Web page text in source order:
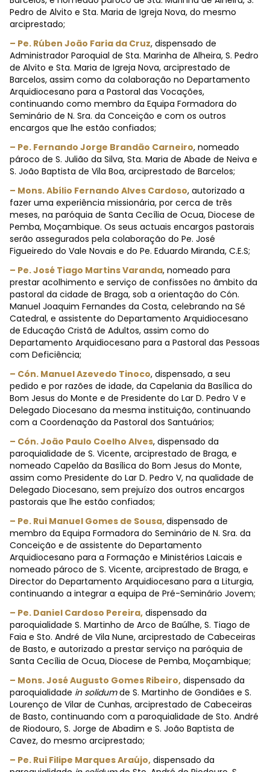
Pedro de Alvito e Sta. Maria de Igreja Nova, do mesmo
arciprestado;
– Pe. Rúben João Faria da Cruz, dispensado de
Administrador Paroquial de Sta. Marinha de Alheira, S. Pedro
de Alvito e Sta. Maria de Igreja Nova, arciprestado de
Barcelos, assim como da colaboração no Departamento
Arquidiocesano para a Pastoral das Vocações,
continuando como membro da Equipa Formadora do
Seminário de N. Sra. da Conceição e com os outros
encargos que lhe estão confiados;
– Pe. Fernando Jorge Brandão Carneiro, nomeado
pároco de S. Julião da Silva, Sta. Maria de Abade de Neiva e
S. João Baptista de Vila Boa, arciprestado de Barcelos;
– Mons. Abílio Fernando Alves Cardoso, autorizado a
fazer uma experiência missionária, por cerca de três
meses, na paróquia de Santa Cecília de Ocua, Diocese de
Pemba, Moçambique. Os seus actuais encargos pastorais
serão assegurados pela colaboração do Pe. José
Figueiredo do Vale Novais e do Pe. Eduardo Miranda, C.E.S;
– Pe. José Tiago Martins Varanda, nomeado para
prestar acolhimento e serviço de confissões no âmbito da
pastoral da cidade de Braga, sob a orientação do Cón.
Manuel Joaquim Fernandes da Costa, celebrando na Sé
Catedral, e assistente do Departamento Arquidiocesano
de Educação Cristã de Adultos, assim como do
Departamento Arquidiocesano para a Pastoral das Pessoas
com Deficiência;
– Cón. Manuel Azevedo Tinoco, dispensado, a seu
pedido e por razões de idade, da Capelania da Basílica do
Bom Jesus do Monte e de Presidente do Lar D. Pedro V e
Delegado Diocesano da mesma instituição, continuando
com a Coordenação da Pastoral dos Santuários;
– Cón. João Paulo Coelho Alves, dispensado da
paroquialidade de S. Vicente, arciprestado de Braga, e
nomeado Capelão da Basílica do Bom Jesus do Monte,
assim como Presidente do Lar D. Pedro V, na qualidade de
Delegado Diocesano, sem prejuízo dos outros encargos
pastorais que lhe estão confiados;
– Pe. Rui Manuel Gomes de Sousa,dispensado de
membro da Equipa Formadora do Seminário de N. Sra. da
Conceição e de assistente do Departamento
Arquidiocesano para a Formação e Ministérios Laicais e
nomeado pároco de S. Vicente, arciprestado de Braga, e
Director do Departamento Arquidiocesano para a Liturgia,
continuando a integrar a equipa de Pré-Seminário Jovem;
– Pe. Daniel Cardoso Pereira, dispensado da
paroquialidade S. Martinho de Arco de Baúlhe, S. Tiago de
Faia e Sto. André de Vila Nune, arciprestado de Cabeceiras
de Basto, e autorizado a prestar serviço na paróquia de
Santa Cecília de Ocua, Diocese de Pemba, Moçambique;
– Mons. José Augusto Gomes Ribeiro, dispensado da
paroquialidade in solidumde S. Martinho de Gondiães e S.
Lourenço de Vilar de Cunhas, arciprestado de Cabeceiras
de Basto, continuando com a paroquialidade de Sto. André
de Riodouro, S. Jorge de Abadim e S. João Baptista de
Cavez, do mesmo arciprestado;
– Pe. Rui Filipe Marques Araújo, dispensado da